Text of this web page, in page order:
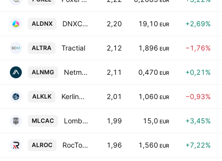
ALDNX DNXCORP SE 2,20 19,10 EUR +2,69%
ALTRA Tractial 2,12 1,896 EUR −1,76%
ALNMG Netmedia Group 2,11 0,470 EUR +0,21%
ALKLK Kerlink SA 2,01 1,060 EUR −0,93%
MLCAC Lombard & Medot 1,99 15,0 EUR +3,45%
ALROC RocTool SA 1,96 1,560 EUR +7,22%